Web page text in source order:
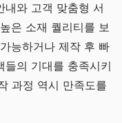
내와 고객 맞춤형 서
은 소재 퀄리티를 보
능하거나 제작 후 빠
의 기대를 충족시키
과정 역시 만족도를